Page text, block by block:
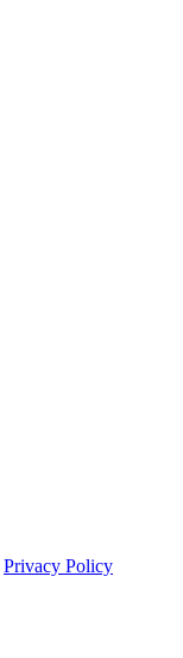
Privacy Policy